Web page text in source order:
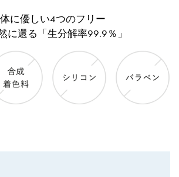
に優しい4つのフリー
に還る「生分解率99.9％」